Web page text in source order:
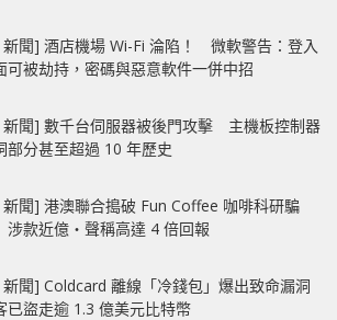
新聞] 酒店機場 Wi-Fi 淪陷！ 微軟警告：登入
可被劫持，密碼與惡意軟件一併中招
新聞] 數千台伺服器被後門攻擊 主機板控制器
部分甚至超過 10 年歷史
新聞] 港澳聯合搗破 Fun Coffee 咖啡科研騙
款近億‧聲稱高達 4 倍回報
新聞] Coldcard 離線「冷錢包」爆出致命漏洞
已盜走逾 1.3 億美元比特幣